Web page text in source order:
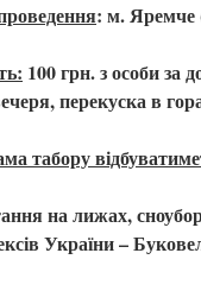
: м.
: 100 грн. з особи за
перекуска в
табору
на лижах,
України –